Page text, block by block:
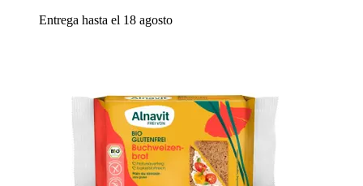
Entrega hasta el 18 agosto